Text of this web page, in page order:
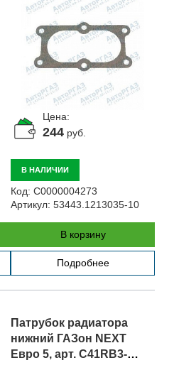
Цена:
244 руб.
В НАЛИЧИИ
Код: С0000004273
Артикул: 53443.1213035-10
В корзину
Подробнее
Патрубок радиатора
нижний ГАЗон NEXT
Евро 5, арт. C41RB3-